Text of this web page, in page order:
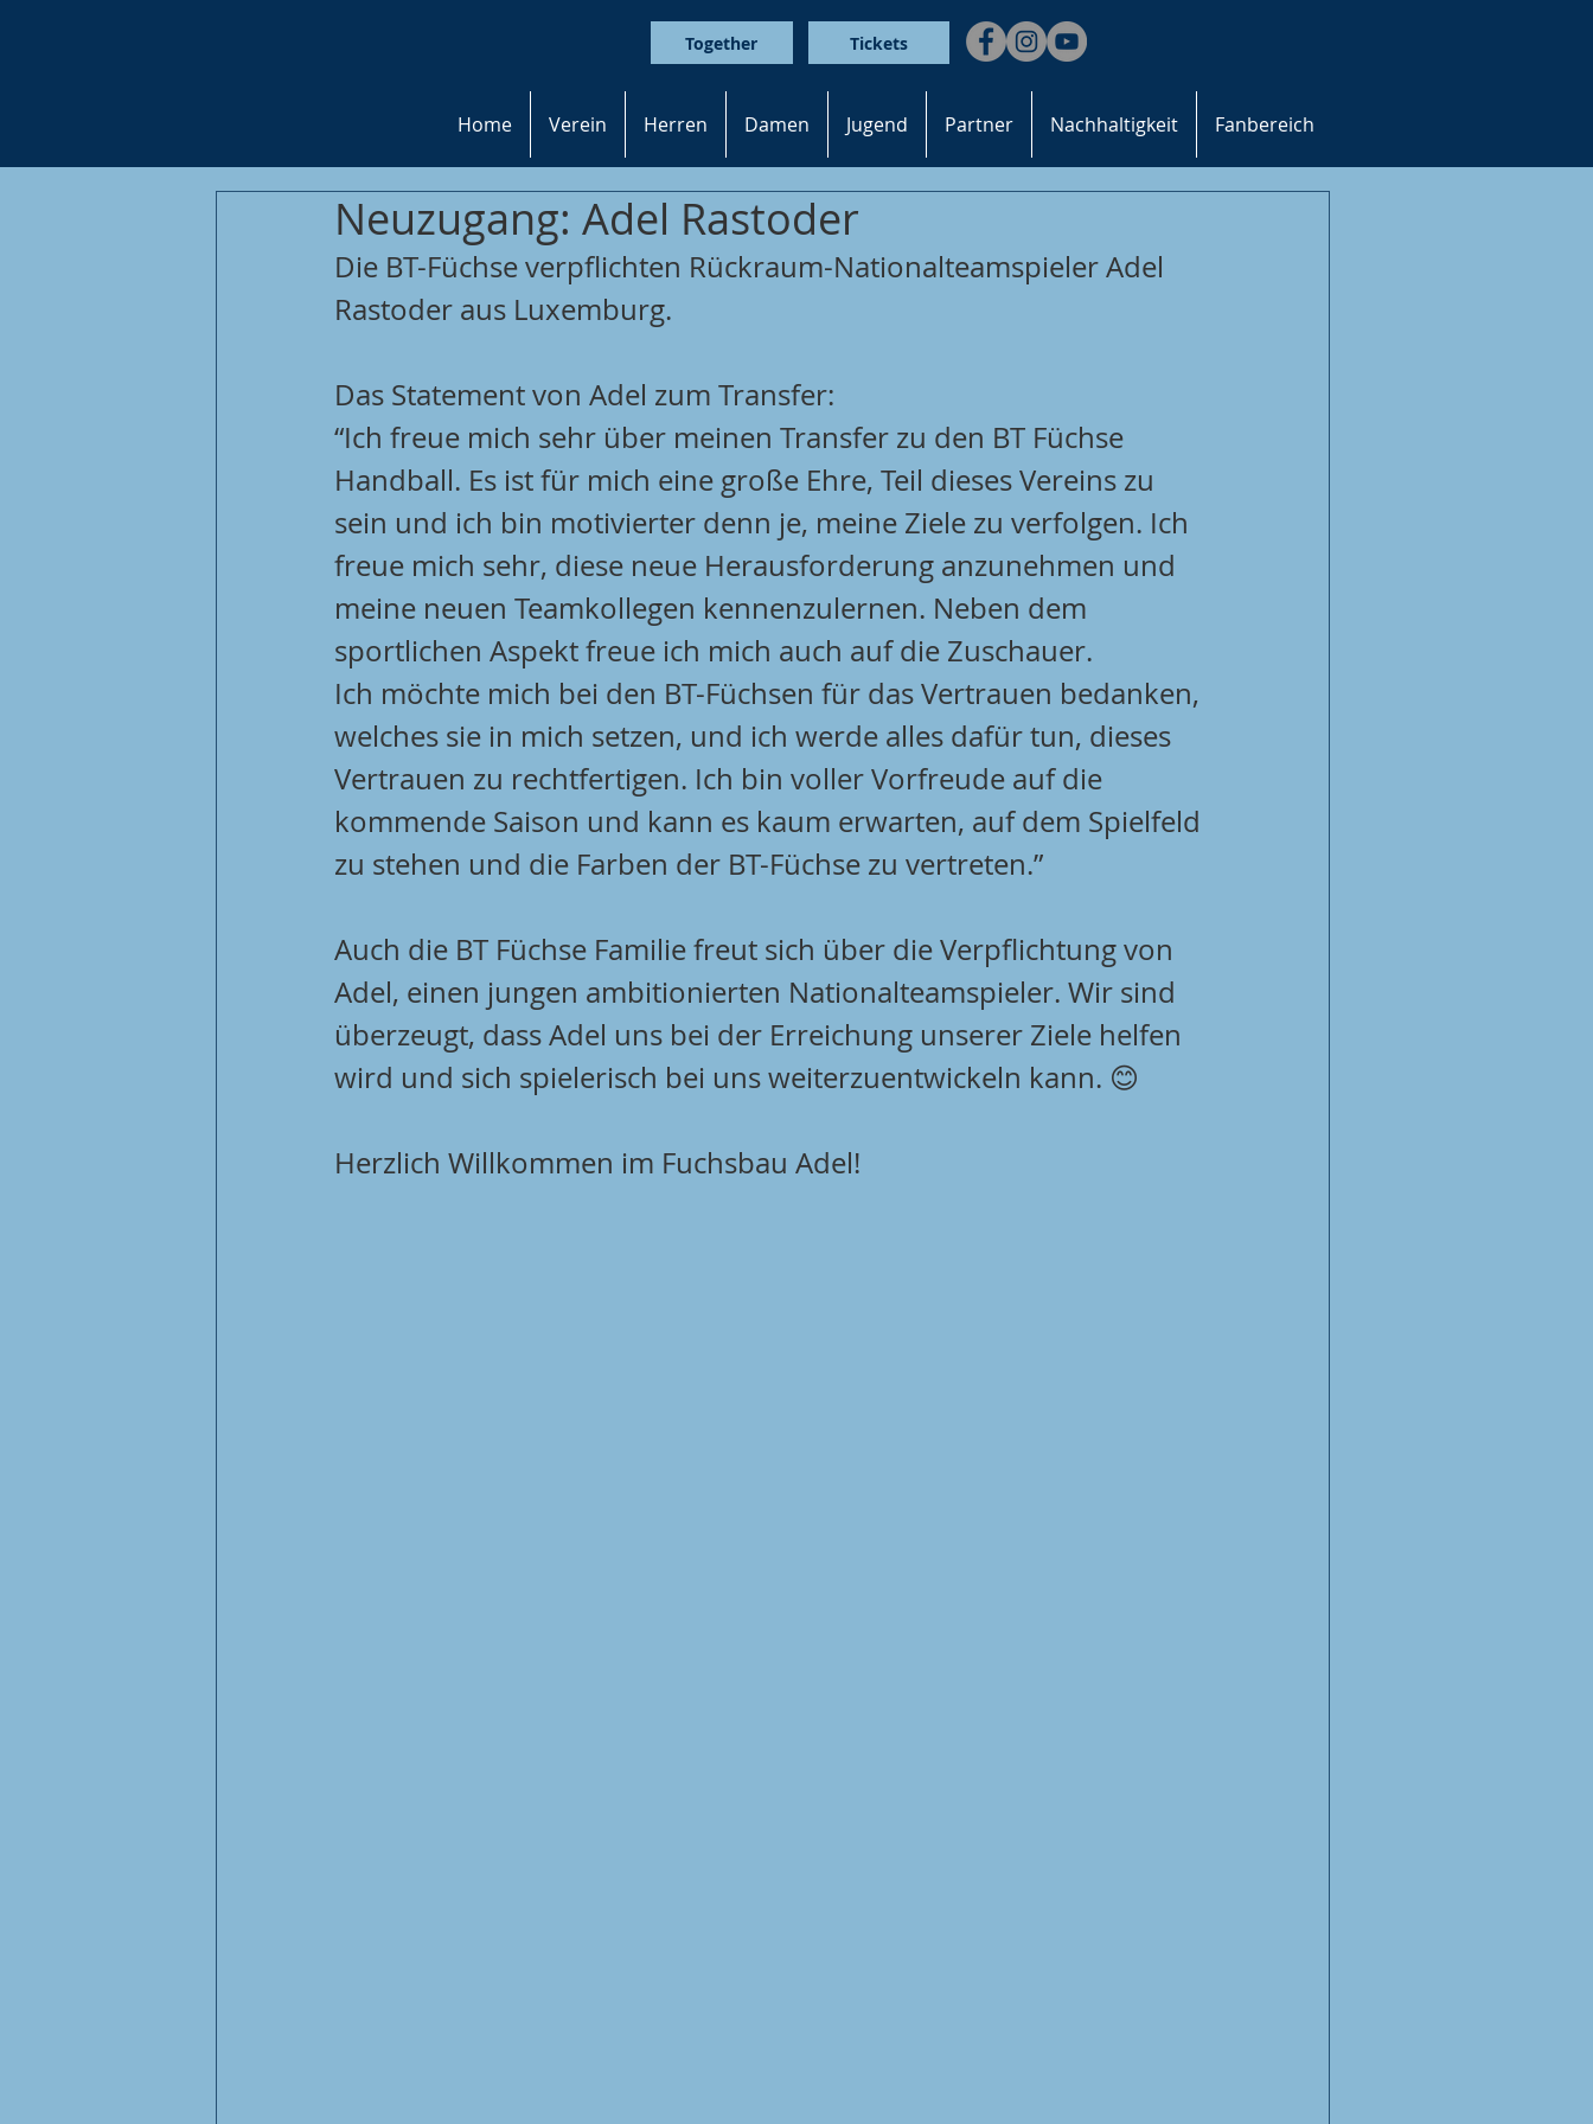
Together Tickets
Home Verein Herren Damen Jugend Partner Nachhaltigkeit Fanbereich
Neuzugang: Adel Rastoder
Die BT-Füchse verpflichten Rückraum-Nationalteamspieler Adel
Rastoder aus Luxemburg.
Das Statement von Adel zum Transfer:
“Ich freue mich sehr über meinen Transfer zu den BT Füchse
Handball. Es ist für mich eine große Ehre, Teil dieses Vereins zu
sein und ich bin motivierter denn je, meine Ziele zu verfolgen. Ich
freue mich sehr, diese neue Herausforderung anzunehmen und
meine neuen Teamkollegen kennenzulernen. Neben dem
sportlichen Aspekt freue ich mich auch auf die Zuschauer.
Ich möchte mich bei den BT-Füchsen für das Vertrauen bedanken,
welches sie in mich setzen, und ich werde alles dafür tun, dieses
Vertrauen zu rechtfertigen. Ich bin voller Vorfreude auf die
kommende Saison und kann es kaum erwarten, auf dem Spielfeld
zu stehen und die Farben der BT-Füchse zu vertreten.”
Auch die BT Füchse Familie freut sich über die Verpflichtung von
Adel, einen jungen ambitionierten Nationalteamspieler. Wir sind
überzeugt, dass Adel uns bei der Erreichung unserer Ziele helfen
wird und sich spielerisch bei uns weiterzuentwickeln kann. 😊
Herzlich Willkommen im Fuchsbau Adel!